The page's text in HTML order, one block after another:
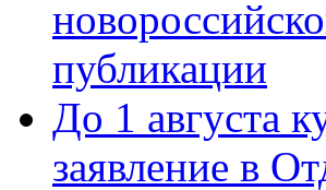
публикации
До 1 августа
заявление в